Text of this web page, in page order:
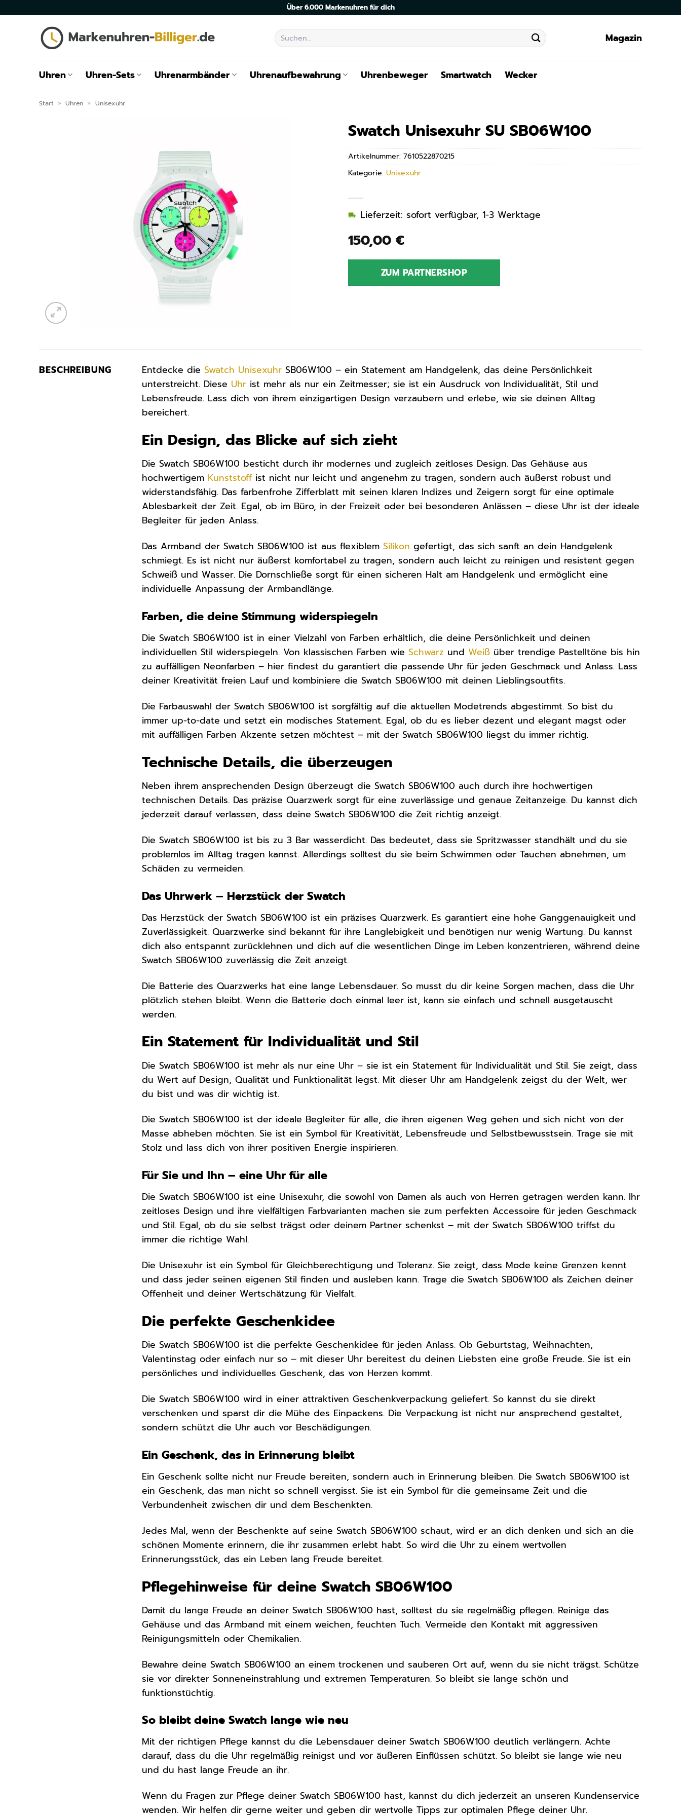
Über 6.000 Markenuhren für dich
Suchen
nach:
Magazin
Uhren Uhren-Sets Uhrenarmbänder Uhrenaufbewahrung Uhrenbeweger Smartwatch Wecker
Start » Uhren » Unisexuhr
Swatch Unisexuhr SU SB06W100
150,00 €
Lieferzeit: sofort verfügbar, 1-3 Werktage
ZUM PARTNERSHOP
Artikelnummer: 7610522870215
Kategorie: Unisexuhr
BESCHREIBUNG Entdecke dieSwatch Unisexuhr SB06W100 – ein Statement am Handgelenk, das deine Persönlichkeit
unterstreicht. Diese Uhr ist mehr als nur ein Zeitmesser; sie ist ein Ausdruck von Individualität, Stil und
Lebensfreude. Lass dich von ihrem einzigartigen Design verzaubern und erlebe, wie sie deinen Alltag
bereichert.
Ein Design, das Blicke auf sich zieht
Die Swatch SB06W100 besticht durch ihr modernes und zugleich zeitloses Design. Das Gehäuse aus
hochwertigem Kunststoffist nicht nur leicht und angenehm zu tragen, sondern auch äußerst robust und
widerstandsfähig. Das farbenfrohe Zifferblatt mit seinen klaren Indizes und Zeigern sorgt für eine optimale
Ablesbarkeit der Zeit. Egal, ob im Büro, in der Freizeit oder bei besonderen Anlässen – diese Uhr ist der ideale
Begleiter für jeden Anlass.
Das Armband der Swatch SB06W100 ist aus flexiblemSilikon gefertigt, das sich sanft an dein Handgelenk
schmiegt. Es ist nicht nur äußerst komfortabel zu tragen, sondern auch leicht zu reinigen und resistent gegen
Schweiß und Wasser. Die Dornschließe sorgt für einen sicheren Halt am Handgelenk und ermöglicht eine
individuelle Anpassung der Armbandlänge.
Farben, die deine Stimmung widerspiegeln
Die Swatch SB06W100 ist in einer Vielzahl von Farben erhältlich, die deine Persönlichkeit und deinen
individuellen Stil widerspiegeln. Von klassischen Farben wieSchwarz und Weiß über trendige Pastelltöne bis hin
zu auffälligen Neonfarben – hier findest du garantiert die passende Uhr für jeden Geschmack und Anlass. Lass
deiner Kreativität freien Lauf und kombiniere die Swatch SB06W100 mit deinen Lieblingsoutfits.
Die Farbauswahl der Swatch SB06W100 ist sorgfältig auf die aktuellen Modetrends abgestimmt. So bist du
immer up-to-date und setzt ein modisches Statement. Egal, ob du es lieber dezent und elegant magst oder
mit auffälligen Farben Akzente setzen möchtest – mit der Swatch SB06W100 liegst du immer richtig.
Technische Details, die überzeugen
Neben ihrem ansprechenden Design überzeugt die Swatch SB06W100 auch durch ihre hochwertigen
technischen Details. Das präzise Quarzwerk sorgt für eine zuverlässige und genaue Zeitanzeige. Du kannst dich
jederzeit darauf verlassen, dass deine Swatch SB06W100 die Zeit richtig anzeigt.
Die Swatch SB06W100 ist bis zu 3 Bar wasserdicht. Das bedeutet, dass sie Spritzwasser standhält und du sie
problemlos im Alltag tragen kannst. Allerdings solltest du sie beim Schwimmen oder Tauchen abnehmen, um
Schäden zu vermeiden.
Das Uhrwerk – Herzstück der Swatch
Das Herzstück der Swatch SB06W100 ist ein präzises Quarzwerk. Es garantiert eine hohe Ganggenauigkeit und
Zuverlässigkeit. Quarzwerke sind bekannt für ihre Langlebigkeit und benötigen nur wenig Wartung. Du kannst
dich also entspannt zurücklehnen und dich auf die wesentlichen Dinge im Leben konzentrieren, während deine
Swatch SB06W100 zuverlässig die Zeit anzeigt.
Die Batterie des Quarzwerks hat eine lange Lebensdauer. So musst du dir keine Sorgen machen, dass die Uhr
plötzlich stehen bleibt. Wenn die Batterie doch einmal leer ist, kann sie einfach und schnell ausgetauscht
werden.
Ein Statement für Individualität und Stil
Die Swatch SB06W100 ist mehr als nur eine Uhr – sie ist ein Statement für Individualität und Stil. Sie zeigt, dass
du Wert auf Design, Qualität und Funktionalität legst. Mit dieser Uhr am Handgelenk zeigst du der Welt, wer
du bist und was dir wichtig ist.
Die Swatch SB06W100 ist der ideale Begleiter für alle, die ihren eigenen Weg gehen und sich nicht von der
Masse abheben möchten. Sie ist ein Symbol für Kreativität, Lebensfreude und Selbstbewusstsein. Trage sie mit
Stolz und lass dich von ihrer positiven Energie inspirieren.
Für Sie und Ihn – eine Uhr für alle
Die Swatch SB06W100 ist eine Unisexuhr, die sowohl von Damen als auch von Herren getragen werden kann. Ihr
zeitloses Design und ihre vielfältigen Farbvarianten machen sie zum perfekten Accessoire für jeden Geschmack
und Stil. Egal, ob du sie selbst trägst oder deinem Partner schenkst – mit der Swatch SB06W100 triffst du
immer die richtige Wahl.
Die Unisexuhr ist ein Symbol für Gleichberechtigung und Toleranz. Sie zeigt, dass Mode keine Grenzen kennt
und dass jeder seinen eigenen Stil finden und ausleben kann. Trage die Swatch SB06W100 als Zeichen deiner
Offenheit und deiner Wertschätzung für Vielfalt.
Die perfekte Geschenkidee
Die Swatch SB06W100 ist die perfekte Geschenkidee für jeden Anlass. Ob Geburtstag, Weihnachten,
Valentinstag oder einfach nur so – mit dieser Uhr bereitest du deinen Liebsten eine große Freude. Sie ist ein
persönliches und individuelles Geschenk, das von Herzen kommt.
Die Swatch SB06W100 wird in einer attraktiven Geschenkverpackung geliefert. So kannst du sie direkt
verschenken und sparst dir die Mühe des Einpackens. Die Verpackung ist nicht nur ansprechend gestaltet,
sondern schützt die Uhr auch vor Beschädigungen.
Ein Geschenk, das in Erinnerung bleibt
Ein Geschenk sollte nicht nur Freude bereiten, sondern auch in Erinnerung bleiben. Die Swatch SB06W100 ist
ein Geschenk, das man nicht so schnell vergisst. Sie ist ein Symbol für die gemeinsame Zeit und die
Verbundenheit zwischen dir und dem Beschenkten.
Jedes Mal, wenn der Beschenkte auf seine Swatch SB06W100 schaut, wird er an dich denken und sich an die
schönen Momente erinnern, die ihr zusammen erlebt habt. So wird die Uhr zu einem wertvollen
Erinnerungsstück, das ein Leben lang Freude bereitet.
Pflegehinweise für deine Swatch SB06W100
Damit du lange Freude an deiner Swatch SB06W100 hast, solltest du sie regelmäßig pflegen. Reinige das
Gehäuse und das Armband mit einem weichen, feuchten Tuch. Vermeide den Kontakt mit aggressiven
Reinigungsmitteln oder Chemikalien.
Bewahre deine Swatch SB06W100 an einem trockenen und sauberen Ort auf, wenn du sie nicht trägst. Schütze
sie vor direkter Sonneneinstrahlung und extremen Temperaturen. So bleibt sie lange schön und
funktionstüchtig.
So bleibt deine Swatch lange wie neu
Mit der richtigen Pflege kannst du die Lebensdauer deiner Swatch SB06W100 deutlich verlängern. Achte
darauf, dass du die Uhr regelmäßig reinigst und vor äußeren Einflüssen schützt. So bleibt sie lange wie neu
und du hast lange Freude an ihr.
Wenn du Fragen zur Pflege deiner Swatch SB06W100 hast, kannst du dich jederzeit an unseren Kundenservice
wenden. Wir helfen dir gerne weiter und geben dir wertvolle Tipps zur optimalen Pflege deiner Uhr.